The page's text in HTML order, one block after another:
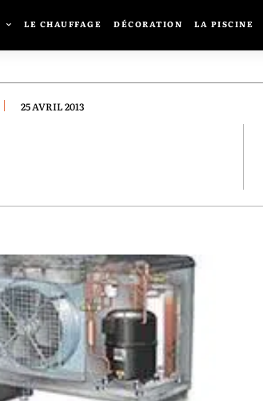
LE CHAUFFAGE DÉCORATION LA PISCINE
25 AVRIL 2013